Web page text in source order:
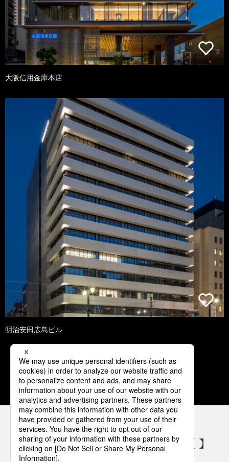
大阪信用金庫本店
明治安田広島ビル
1 2 3 4 5
パナソニックの電気設備 SNSアカウント